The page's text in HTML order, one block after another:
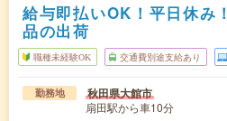
給与即払いOK！平日休み
品の出荷
職種未経験OK 交通費別途支給あり
勤務地 秋田県大館市
扇田駅から車10分